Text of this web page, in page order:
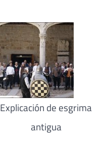
Explicación de esgrima
antigua